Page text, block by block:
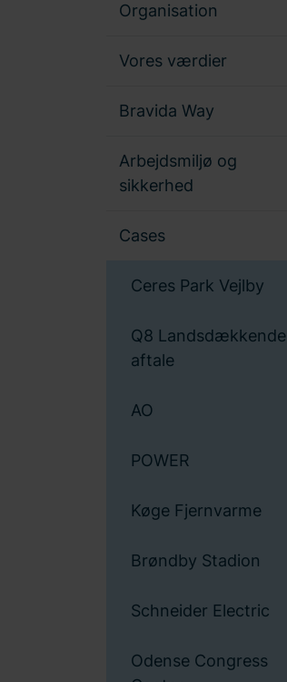
Organisation
Vores værdier
Bravida Way
Arbejdsmiljø og
sikkerhed
Cases
Ceres Park Vejlby
Q8 Landsdækkende
aftale
AO
POWER
Køge Fjernvarme
Brøndby Stadion
Schneider Electric
Odense Congress